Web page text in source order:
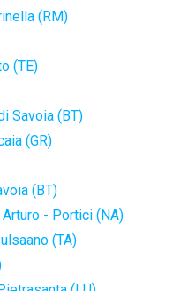
(RM)
(TE)
Savoia (BT)
(GR)
(BT)
- Portici (NA)
(TA)